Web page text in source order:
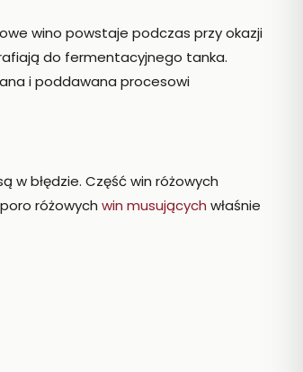
wino powstaje podczas przy okazji
do fermentacyjnego tanka.
i poddawana procesowi
w błędzie. Część win różowych
różowych win musujących właśnie